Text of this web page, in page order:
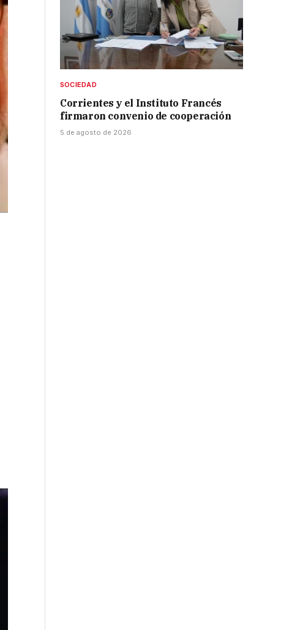
SOCIEDAD
Corrientes y el Instituto Francés
firmaron convenio de cooperación
5 de agosto de 2026